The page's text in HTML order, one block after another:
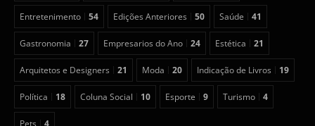
Entretenimento 54 Edições Anteriores 50 Saúde 41
Gastronomia 27 Empresarios do Ano 24 Estética 21
Arquitetos e Designers 21 Moda 20 Indicação de Livros 19
Política 18 Coluna Social 10 Esporte 9 Turismo 4
Pets 4